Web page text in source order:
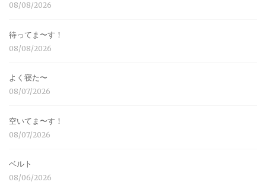
08/08/2026
待ってま〜す！
08/08/2026
よく寝た〜
08/07/2026
空いてま〜す！
08/07/2026
ベルト
08/06/2026